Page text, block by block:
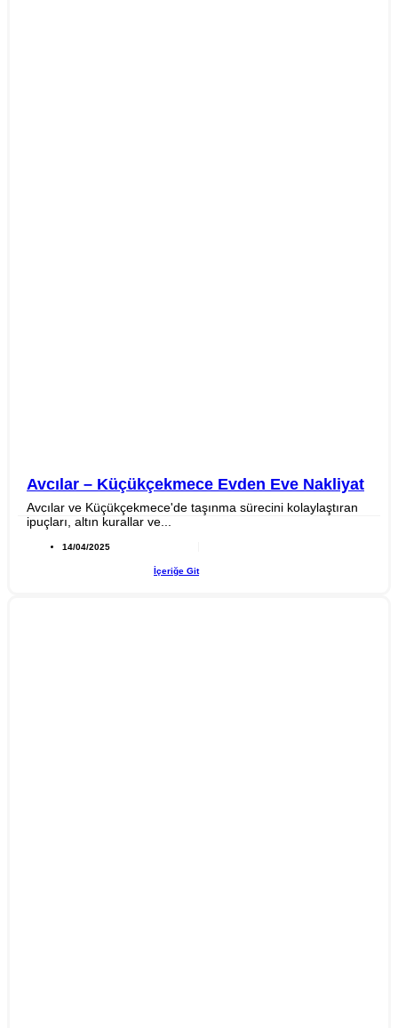
Avcılar – Küçükçekmece Evden Eve Nakliyat
Avcılar ve Küçükçekmece'de taşınma sürecini kolaylaştıran
ipuçları, altın kurallar ve...
14/04/2025
İçeriğe Git